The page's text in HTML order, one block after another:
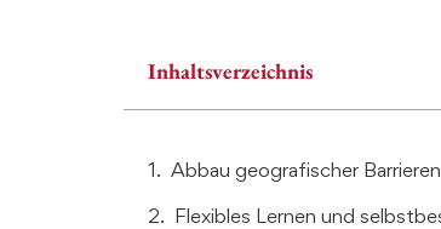
Inhaltsverzeichnis
Abbau geografischer Barrieren
Flexibles Lernen und